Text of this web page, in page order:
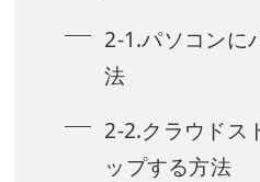
2-1.パソコンに
法
2-2.クラウドス
ップする方法